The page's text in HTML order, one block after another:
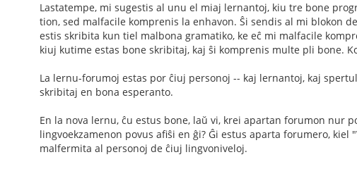
Lastatempe, mi sugestis al unu el miaj lernantoj, kiu tre bone
tion, sed malfacile komprenis la enhavon. Ŝi sendis al mi blokon
estis skribita kun tiel malbona gramatiko, ke eĉ mi malfacile
kiuj kutime estas bone skribitaj, kaj ŝi komprenis multe pli bone.
La lernu-forumoj estas por ĉiuj personoj -- kaj lernantoj, kaj
skribitaj en bona esperanto.
En la nova lernu, ĉu estus bone, laŭ vi, krei apartan forumon nur
lingvoekzamenon povus afiŝi en ĝi? Ĝi estus aparta forumero,
malfermita al personoj de ĉiuj lingvoniveloj.